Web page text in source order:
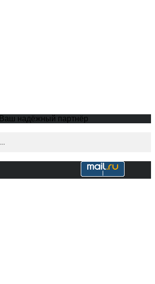
Ваш надёжный партнёр